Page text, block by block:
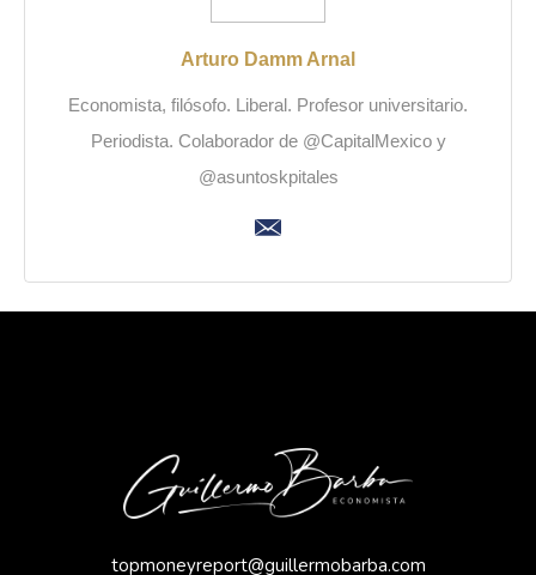
Arturo Damm Arnal
Economista, filósofo. Liberal. Profesor universitario.
Periodista. Colaborador de @CapitalMexico y
@asuntoskpitales
topmoneyreport@guillermobarba.com